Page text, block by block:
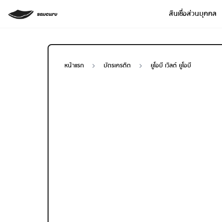
สินเชื่อส่วนบุคคล
หน้าแรก บัตรเครดิต ยูโอบี เวิลด์ ยูโอบี